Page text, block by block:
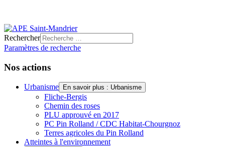
Rechercher
Paramètres de recherche
Nos actions
Urbanisme En savoir plus : Urbanisme
Fliche-Bergis
Chemin des roses
PLU approuvé en 2017
PC Pin Rolland / CDC Habitat-Chourgnoz
Terres agricoles du Pin Rolland
Atteintes à l'environnement